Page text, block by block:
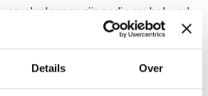
Details Over
vervolgstappen zijn nodig om het werk
uit te voeren?
op sportcomplexen. De ruimte is
ligt vast en werkzaamheden